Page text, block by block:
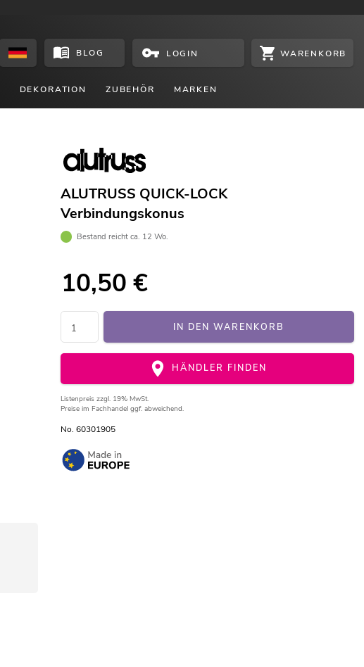
BLOG LOGIN WARENKORB
DEKORATION ZUBEHÖR MARKEN
ALUTRUSS QUICK-LOCK
Verbindungskonus
Bestand reicht ca. 12 Wo.
10,50 €
IN DEN WARENKORB
HÄNDLER FINDEN
Listenpreis zzgl. 19% MwSt.
Preise im Fachhandel ggf. abweichend.
No. 60301905